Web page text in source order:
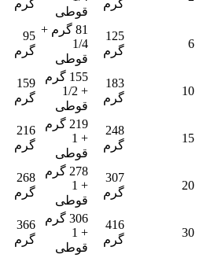
گرم
قوطی
گرم
6
125
گرم
81 گرم +
1/4
قوطی
95
گرم
10
183
گرم
155 گرم
+ 1/2
قوطی
159
گرم
15
248
گرم
219 گرم
+ 1
قوطی
216
گرم
20
307
گرم
278 گرم
+ 1
قوطی
268
گرم
30
416
گرم
306 گرم
+ 1
قوطی
366
گرم